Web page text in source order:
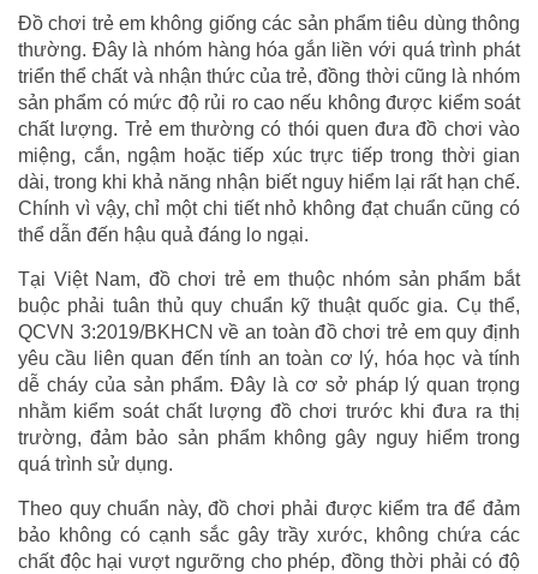
Đồ chơi trẻ em không giống các sản phẩm tiêu dùng thông
thường. Đây là nhóm hàng hóa gắn liền với quá trình phát
triển thể chất và nhận thức của trẻ, đồng thời cũng là nhóm
sản phẩm có mức độ rủi ro cao nếu không được kiểm soát
chất lượng. Trẻ em thường có thói quen đưa đồ chơi vào
miệng, cắn, ngậm hoặc tiếp xúc trực tiếp trong thời gian
dài, trong khi khả năng nhận biết nguy hiểm lại rất hạn chế.
Chính vì vậy, chỉ một chi tiết nhỏ không đạt chuẩn cũng có
thể dẫn đến hậu quả đáng lo ngại.
Tại Việt Nam, đồ chơi trẻ em thuộc nhóm sản phẩm bắt
buộc phải tuân thủ quy chuẩn kỹ thuật quốc gia. Cụ thể,
QCVN 3:2019/BKHCN về an toàn đồ chơi trẻ em quy định
yêu cầu liên quan đến tính an toàn cơ lý, hóa học và tính
dễ cháy của sản phẩm. Đây là cơ sở pháp lý quan trọng
nhằm kiểm soát chất lượng đồ chơi trước khi đưa ra thị
trường, đảm bảo sản phẩm không gây nguy hiểm trong
quá trình sử dụng.
Theo quy chuẩn này, đồ chơi phải được kiểm tra để đảm
bảo không có cạnh sắc gây trầy xước, không chứa các
chất độc hại vượt ngưỡng cho phép, đồng thời phải có độ